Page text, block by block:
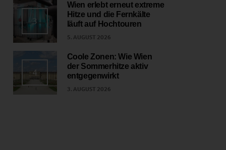
3
Wien erlebt erneut extreme
Hitze und die Fernkälte
läuft auf Hochtouren
5. AUGUST 2026
4
Coole Zonen: Wie Wien
der Sommerhitze aktiv
entgegenwirkt
3. AUGUST 2026